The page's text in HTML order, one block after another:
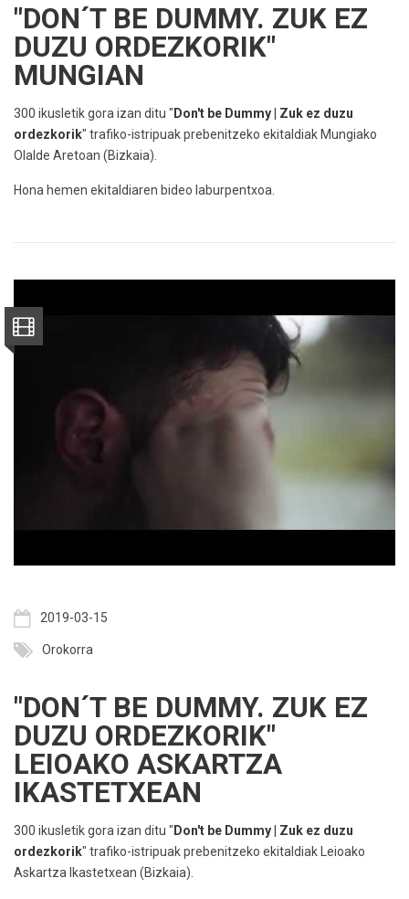
"DON´T BE DUMMY. ZUK EZ
DUZU ORDEZKORIK"
MUNGIAN
300 ikusletik gora izan ditu "Don't be Dummy | Zuk ez duzu
ordezkorik" trafiko-istripuak prebenitzeko ekitaldiak Mungiako
Olalde Aretoan (Bizkaia).
Hona hemen ekitaldiaren bideo laburpentxoa.
2019-03-15
Orokorra
"DON´T BE DUMMY. ZUK EZ
DUZU ORDEZKORIK"
LEIOAKO ASKARTZA
IKASTETXEAN
300 ikusletik gora izan ditu " Don't be Dummy | Zuk ez duzu
ordezkorik" trafiko-istripuak prebenitzeko ekitaldiak Leioako
Askartza Ikastetxean (Bizkaia).